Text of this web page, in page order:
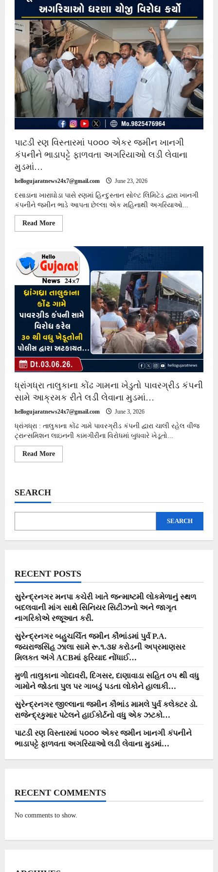
પાટડી રણ વિસ્તારમાં ૫૦૦૦ એકર જમીન ખાનગી
કંપનીને ભાડાપટ્ટે ફાળવતા અગરિયાઓ લડી લેવાના
મુડમાં…
hellogujaratnews24x7@gmail.com June 23, 2026
દસાડાના ખારાઘોડા પાસે રણમાં હિન્દુસ્તાન સોલ્ટ લિમિટેડ દ્વારા ખાનગી
કંપનીને જમીન ભાડે આપતા છેલ્લા એક મહિનાથી અગરિયાઓ...
Read MoreRead
more
વિસ્તારમાં
૫૦૦૦
એકર
જમીન
ખાનગી
કંપનીને
ભાડાપટ્ટે
ફાળવતા
અગરિયાઓ
લડી
લેવાના
મુડમાં…
ધ્રાંગધ્રા તાલુકાના કોંઢ ગામના ખેડુતો પાવરગ્રીડ કંપની
સામે આક્રમક રીતે લડી લેવાના મુડમાં…
hellogujaratnews24x7@gmail.com June 3, 2026
ધ્રાંગધ્રા : તાલુકાના કોંઢ ગામે પાવરગ્રીડ કંપની દ્વારા ચાલી રહેલ વીજ
ટ્રાન્સમિશન લાઇનની કામગીરીના વિરોધમાં બુધવારે ખેડૂતો...
Read MoreRead
ખેડુતો
કંપની
લડી
SEARCH
SEARCH
RECENT POSTS
સુરેન્દ્રનગર મનપા કચેરી ખાતે જન્માષ્ટમી લોકમેળાનું સ્થળ
બદલવાની માંગ સાથે સિનિયર સિટીઝનો અને જાગૃત
નાગરિકોએ રજૂઆત કરી.
સુરેન્દ્રનગર બહુચર્ચિત જમીન કૌભાંડમાં પુર્વ P.A.
જયરાજસિંહ ઝાલા સામે રૂ.૧.૩૪ કરોડની અપ્રમાણસર
મિલકત અંગે ACBમાં ફરિયાદ નોંધાઈ…
મુળી તાલુકાના ગોદાવરી, દિગસર, દાણાવાડા સહિત ૦૫ થી વધુ
ગામોને જોડતા પુલ પર ગાબડું પડતા લોકોને હાલાકી…
સુરેન્દ્રનગર જીલ્લાના જમીન કૌભાંડ મામલે પુર્વ કલેક્ટર ડો.
રાજેન્દ્રકુમાર પટેલને હાઈકોર્ટનો વધુ એક ઝટકો…
પાટડી રણ વિસ્તારમાં ૫૦૦૦ એકર જમીન ખાનગી કંપનીને
ભાડાપટ્ટે ફાળવતા અગરિયાઓ લડી લેવાના મુડમાં…
RECENT COMMENTS
No comments to show.